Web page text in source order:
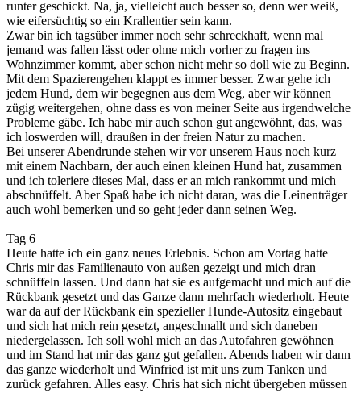
runter geschickt. Na, ja, vielleicht auch besser so, denn wer weiß,
wie eifersüchtig so ein Krallentier sein kann.
Zwar bin ich tagsüber immer noch sehr schreckhaft, wenn mal
jemand was fallen lässt oder ohne mich vorher zu fragen ins
Wohnzimmer kommt, aber schon nicht mehr so doll wie zu Beginn.
Mit dem Spazierengehen klappt es immer besser. Zwar gehe ich
jedem Hund, dem wir begegnen aus dem Weg, aber wir können
zügig weitergehen, ohne dass es von meiner Seite aus irgendwelche
Probleme gäbe. Ich habe mir auch schon gut angewöhnt, das, was
ich loswerden will, draußen in der freien Natur zu machen.
Bei unserer Abendrunde stehen wir vor unserem Haus noch kurz
mit einem Nachbarn, der auch einen kleinen Hund hat, zusammen
und ich toleriere dieses Mal, dass er an mich rankommt und mich
abschnüffelt. Aber Spaß habe ich nicht daran, was die Leinenträger
auch wohl bemerken und so geht jeder dann seinen Weg.
Tag 6
Heute hatte ich ein ganz neues Erlebnis. Schon am Vortag hatte
Chris mir das Familienauto von außen gezeigt und mich dran
schnüffeln lassen. Und dann hat sie es aufgemacht und mich auf die
Rückbank gesetzt und das Ganze dann mehrfach wiederholt. Heute
war da auf der Rückbank ein spezieller Hunde-Autositz eingebaut
und sich hat mich rein gesetzt, angeschnallt und sich daneben
niedergelassen. Ich soll wohl mich an das Autofahren gewöhnen
und im Stand hat mir das ganz gut gefallen. Abends haben wir dann
das ganze wiederholt und Winfried ist mit uns zum Tanken und
zurück gefahren. Alles easy. Chris hat sich nicht übergeben müssen